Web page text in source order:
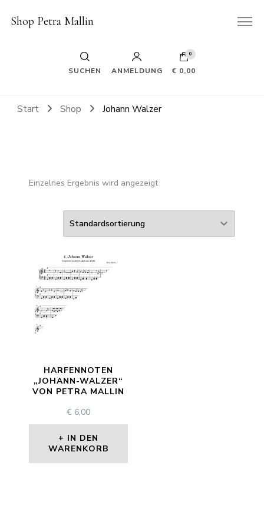
Shop Petra Mallin
SUCHEN ANMELDUNG
0
€ 0,00
Start Shop Johann Walzer
Einzelnes Ergebnis wird angezeigt
HARFENNOTEN
„JOHANN-WALZER“
VON PETRA MALLIN
€ 6,00
IN DEN
WARENKORB